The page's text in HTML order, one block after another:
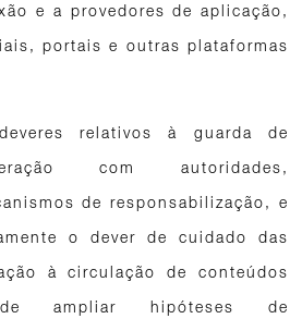
e a provedores de aplicação,
portais e outras plataformas
relativos à guarda de
com autoridades,
de responsabilização, e
o dever de cuidado das
à circulação de conteúdos
ampliar hipóteses de